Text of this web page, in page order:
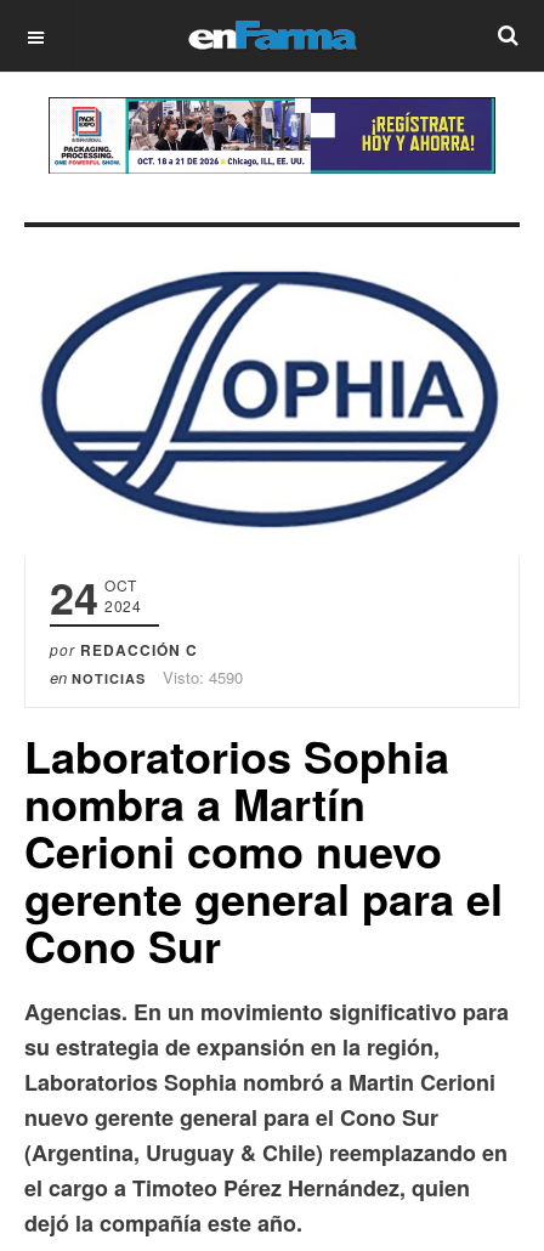
OFF CANVAS
24 OCT
2024
por REDACCIÓN C
en NOTICIAS Visto: 4590
Laboratorios Sophia
nombra a Martín
Cerioni como nuevo
gerente general para el
Cono Sur
Agencias. En un movimiento significativo para
su estrategia de expansión en la región,
Laboratorios Sophia nombró a Martin Cerioni
nuevo gerente general para el Cono Sur
(Argentina, Uruguay & Chile) reemplazando en
el cargo a Timoteo Pérez Hernández, quien
dejó la compañía este año.